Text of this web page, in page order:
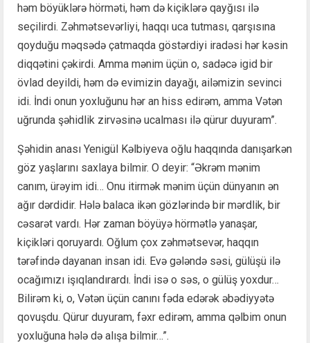
həm böyüklərə hörməti, həm də kiçiklərə qayğısı ilə
seçilirdi. Zəhmətsevərliyi, haqqı uca tutması, qarşısına
qoyduğu məqsədə çatmaqda göstərdiyi iradəsi hər kəsin
diqqətini çəkirdi. Amma mənim üçün o, sadəcə igid bir
övlad deyildi, həm də evimizin dayağı, ailəmizin sevinci
idi. İndi onun yoxluğunu hər an hiss edirəm, amma Vətən
uğrunda şəhidlik zirvəsinə ucalması ilə qürur duyuram”.
Şəhidin anası Yenigül Kəlbiyeva oğlu haqqında danışarkən
göz yaşlarını saxlaya bilmir. O deyir: “Əkrəm mənim
canım, ürəyim idi… Onu itirmək mənim üçün dünyanın ən
ağır dərdidir. Hələ balaca ikən gözlərində bir mərdlik, bir
cəsarət vardı. Hər zaman böyüyə hörmətlə yanaşar,
kiçikləri qoruyardı. Oğlum çox zəhmətsevər, haqqın
tərəfində dayanan insan idi. Evə gələndə səsi, gülüşü ilə
ocağımızı işıqlandırardı. İndi isə o səs, o gülüş yoxdur…
Bilirəm ki, o, Vətən üçün canını fəda edərək əbədiyyətə
qovuşdu. Qürur duyuram, fəxr edirəm, amma qəlbim onun
yoxluğuna hələ də alışa bilmir…”.